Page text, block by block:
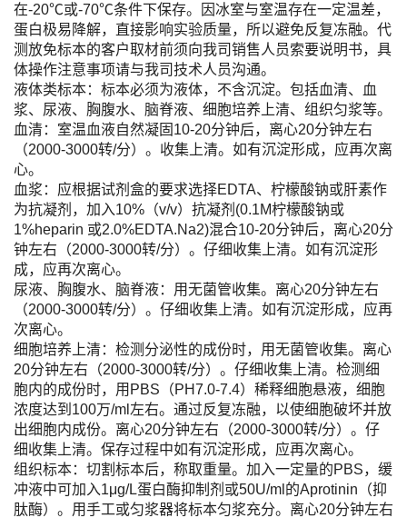
在-20℃或-70℃条件下保存。因冰室与室温存在一定温差，
蛋白极易降解，直接影响实验质量，所以避免反复冻融。代
测放免标本的客户取材前须向我司销售人员索要说明书，具
体操作注意事项请与我司技术人员沟通。
液体类标本：标本必须为液体，不含沉淀。包括血清、血
浆、尿液、胸腹水、脑脊液、细胞培养上清、组织匀浆等。
血清：室温血液自然凝固10-20分钟后，离心20分钟左右
（2000-3000转/分）。收集上清。如有沉淀形成，应再次离
心。
血浆：应根据试剂盒的要求选择EDTA、柠檬酸钠或肝素作
为抗凝剂，加入10%（v/v）抗凝剂(0.1M柠檬酸钠或
1%heparin 或2.0%EDTA.Na2)混合10-20分钟后，离心20分
钟左右（2000-3000转/分）。仔细收集上清。如有沉淀形
成，应再次离心。
尿液、胸腹水、脑脊液：用无菌管收集。离心20分钟左右
（2000-3000转/分）。仔细收集上清。如有沉淀形成，应再
次离心。
细胞培养上清：检测分泌性的成份时，用无菌管收集。离心
20分钟左右（2000-3000转/分）。仔细收集上清。检测细
胞内的成份时，用PBS（PH7.0-7.4）稀释细胞悬液，细胞
浓度达到100万/ml左右。通过反复冻融，以使细胞破坏并放
出细胞内成份。离心20分钟左右（2000-3000转/分）。仔
细收集上清。保存过程中如有沉淀形成，应再次离心。
组织标本：切割标本后，称取重量。加入一定量的PBS，缓
冲液中可加入1μg/L蛋白酶抑制剂或50U/ml的Aprotinin（抑
肽酶）。用手工或匀浆器将标本匀浆充分。离心20分钟左右